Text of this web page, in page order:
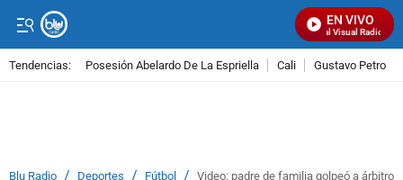
EN VIVO
Señal Visual Radio
Tendencias: Posesión Abelardo De La Espriella Cali Gustavo Petro
Blu Radio / Deportes / Fútbol / Video: padre de familia golpeó a árbitro